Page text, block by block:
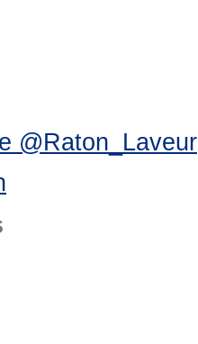
@Raton_Laveur